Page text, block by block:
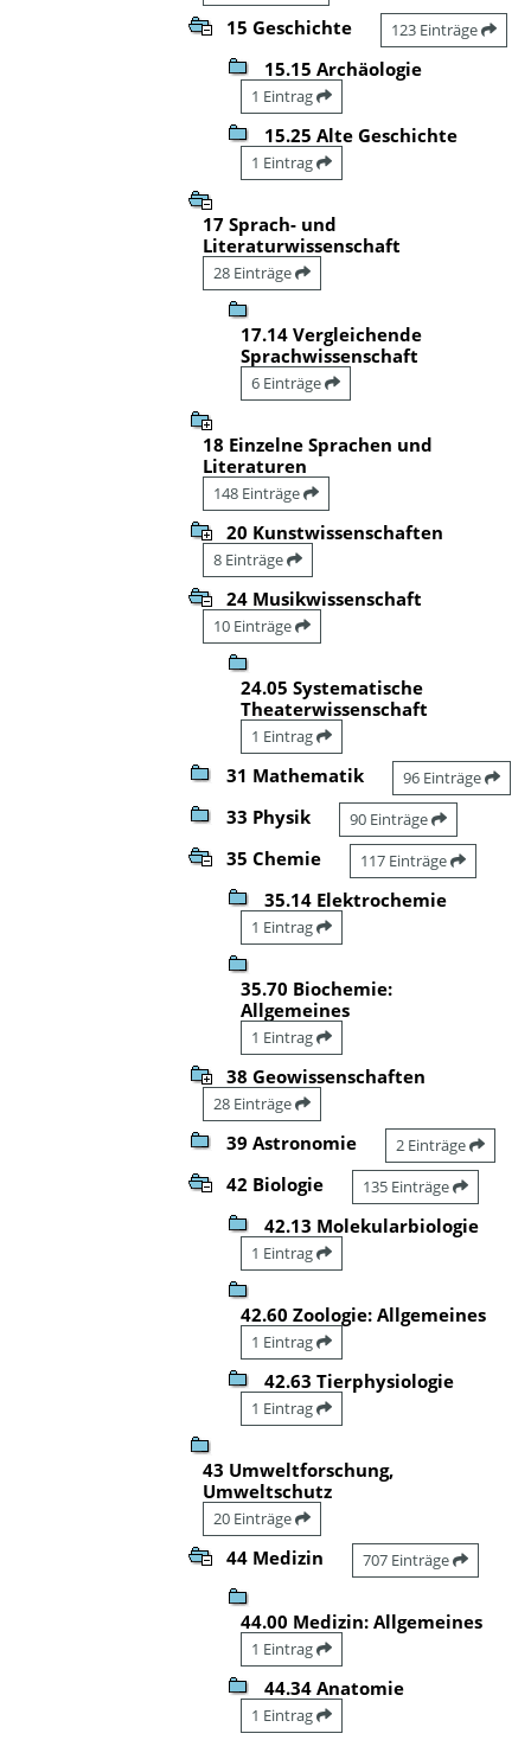
15 Geschichte 123 Einträge
15.15 Archäologie
1 Eintrag
15.25 Alte Geschichte
1 Eintrag
17 Sprach- und
Literaturwissenschaft
28 Einträge
17.14 Vergleichende
Sprachwissenschaft
6 Einträge
18 Einzelne Sprachen und
Literaturen
148 Einträge
20 Kunstwissenschaften
8 Einträge
24 Musikwissenschaft
10 Einträge
24.05 Systematische
Theaterwissenschaft
1 Eintrag
31 Mathematik 96 Einträge
33 Physik 90 Einträge
35 Chemie 117 Einträge
35.14 Elektrochemie
1 Eintrag
35.70 Biochemie:
Allgemeines
1 Eintrag
38 Geowissenschaften
28 Einträge
39 Astronomie 2 Einträge
42 Biologie 135 Einträge
42.13 Molekularbiologie
1 Eintrag
42.60 Zoologie: Allgemeines
1 Eintrag
42.63 Tierphysiologie
1 Eintrag
43 Umweltforschung,
Umweltschutz
20 Einträge
44 Medizin 707 Einträge
44.00 Medizin: Allgemeines
1 Eintrag
44.34 Anatomie
1 Eintrag